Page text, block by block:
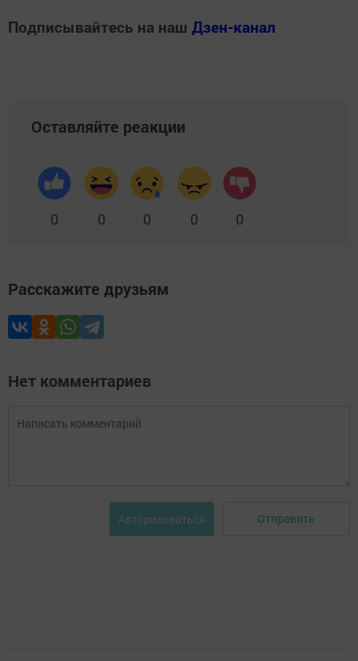
Подписывайтесь на наш Дзен-канал
Оставляйте реакции
0 0 0 0 0
Расскажите друзьям
Нет комментариев
Авторизоваться Отправить